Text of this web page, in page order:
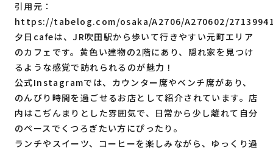
引用元：
https://tabelog.com/osaka/A2706/A270602/
夕日cafeは、JR吹田駅から歩いて行きやすい元町エリア
のカフェです。黄色い建物の2階にあり、隠れ家を見つけ
るような感覚で訪れられるのが魅力！
公式Instagramでは、カウンター席やベンチ席があり、
のんびり時間を過ごせるお店として紹介されています。店
内はこぢんまりとした雰囲気で、日常から少し離れて自分
のペースでくつろぎたい方にぴったり。
ランチやスイーツ、コーヒーを楽しみながら、ゆっくり過